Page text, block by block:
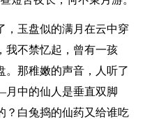
，玉盘似的满月在云中穿
我不禁忆起，曾有一孩
。那稚嫩的声音，人听了
中的仙人是垂直双脚
？白兔捣的仙药又给谁吃